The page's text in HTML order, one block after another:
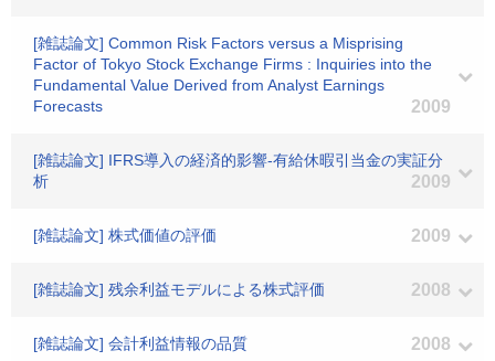
[雑誌論文] Common Risk Factors versus a Misprising
Factor of Tokyo Stock Exchange Firms : Inquiries into the
Fundamental Value Derived from Analyst Earnings
Forecasts
2009
[雑誌論文] IFRS導入の経済的影響-有給休暇引当金の実証分
析
2009
[雑誌論文] 株式価値の評価 2009
[雑誌論文] 残余利益モデルによる株式評価 2008
[雑誌論文] 会計利益情報の品質 2008